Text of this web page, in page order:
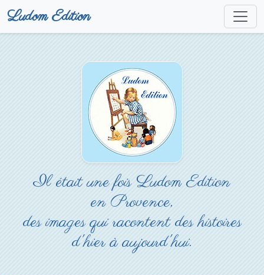
Ludom Edition
Il était une fois Ludom Edition
en Provence,
des images qui racontent des histoires
d'hier à aujourd'hui.